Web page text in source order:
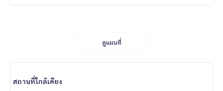
ดูแผนที่
สถานที่ใกล้เคียง